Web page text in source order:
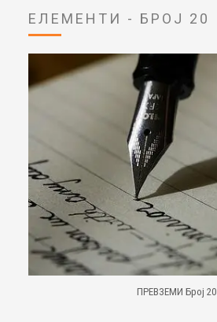
ЕЛЕМЕНТИ - БРОЈ 20
ПРЕВЗЕМИ Број 20